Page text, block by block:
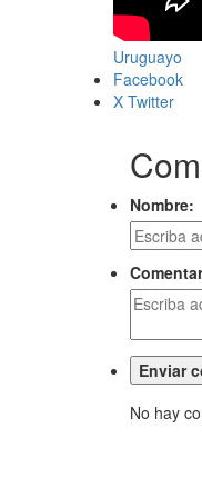
Uruguayo
Facebook
X Twitter
Nombre:
No hay